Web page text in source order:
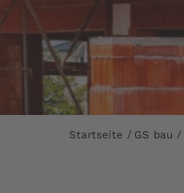
Startseite GS bau